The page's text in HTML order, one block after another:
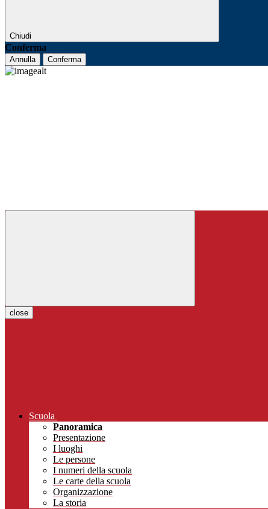
Chiudi
Conferma
Annulla Conferma
close
Scuola
Panoramica
Presentazione
I luoghi
Le persone
I numeri della scuola
Le carte della scuola
Organizzazione
La storia